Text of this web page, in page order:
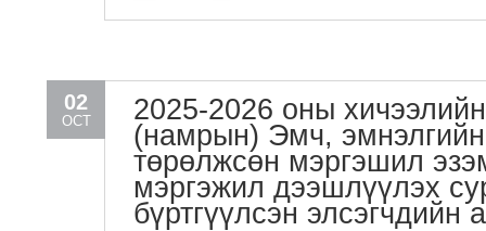
02
OCT
2025-2026 оны
(намрын) Эмч,
төрөлжсөн мэргэшил
мэргэжил дээшлүүлэх
бүртгүүлсэн элсэгчдийн